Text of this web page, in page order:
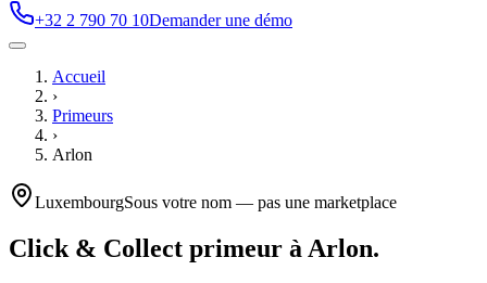
+32 2 790 70 10Demander une démo
Accueil
›
Primeurs
›
Arlon
LuxembourgSous votre nom — pas une marketplace
Click & Collect primeur à Arlon.